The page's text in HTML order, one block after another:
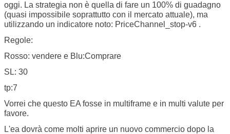
oggi. La strategia non è quella di fare un 100% di guadagno
(quasi impossibile soprattutto con il mercato attuale), ma
utilizzando un indicatore noto: PriceChannel_stop-v6 .
Regole:
Rosso: vendere e Blu:Comprare
SL: 30
tp:7
Vorrei che questo EA fosse in multiframe e in multi valute per
favore.
L'ea dovrà come molti aprire un nuovo commercio dopo la